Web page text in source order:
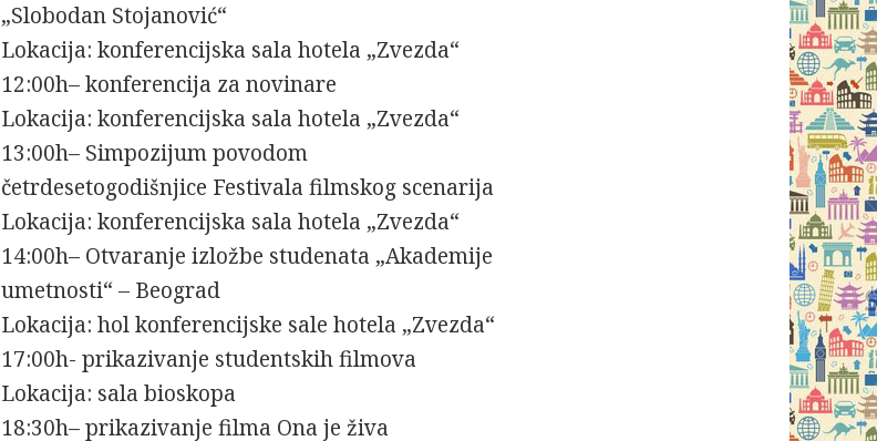
„Slobodan Stojanović“
Lokacija: konferencijska sala hotela „Zvezda“
12:00h– konferencija za novinare
Lokacija: konferencijska sala hotela „Zvezda“
13:00h– Simpozijum povodom
četrdesetogodišnjice Festivala filmskog scenarija
Lokacija: konferencijska sala hotela „Zvezda“
14:00h– Otvaranje izložbe studenata „Akademije
umetnosti“ – Beograd
Lokacija: hol konferencijske sale hotela „Zvezda“
17:00h- prikazivanje studentskih filmova
Lokacija: sala bioskopa
18:30h– prikazivanje filma Ona je živa